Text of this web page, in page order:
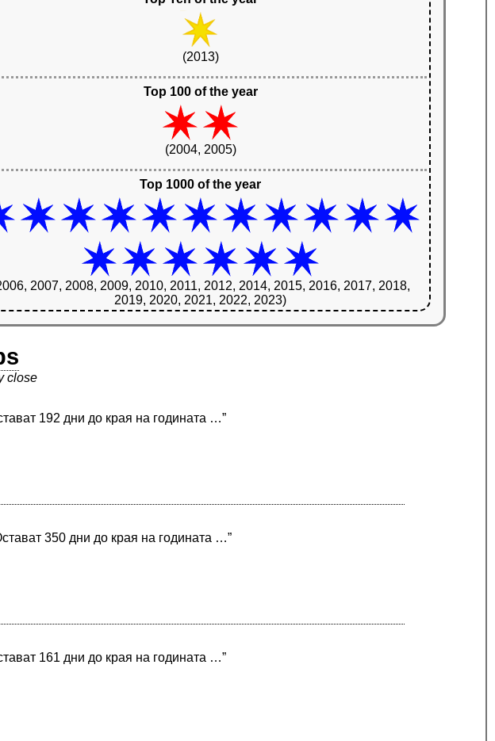
(2013)
Top 100 of the year
(2004, 2005)
Top 1000 of the year
2007, 2008, 2009, 2010, 2011, 2012, 2014, 2015, 2016, 2017, 2018,
2019, 2020, 2021, 2022, 2023)
close
192 дни до края на годината …”
350 дни до края на годината …”
161 дни до края на годината …”